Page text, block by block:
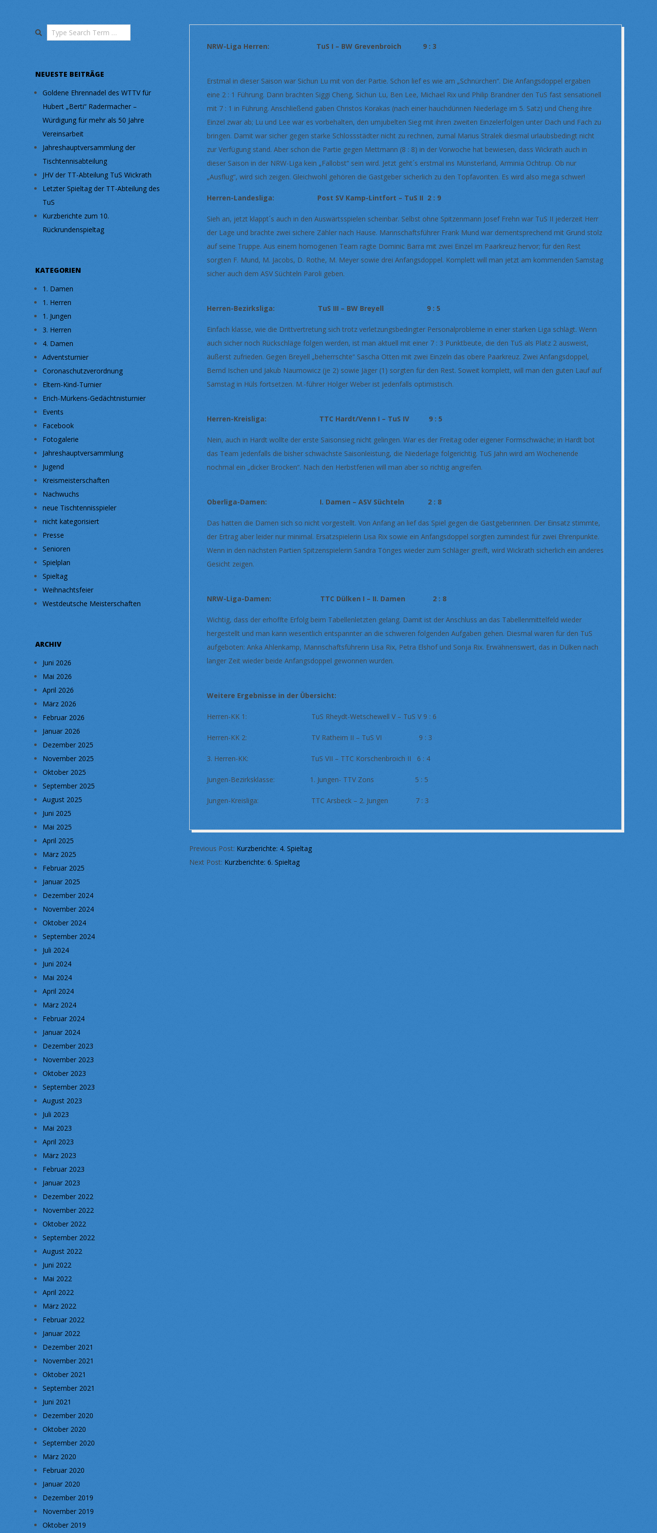
NRW-Liga Herren: TuS I – BW Grevenbroich 9 : 3
Erstmal in dieser Saison war Sichun Lu mit von der Partie. Schon lief es wie am „Schnürchen“. Die Anfangsdoppel ergaben
eine 2 : 1 Führung. Dann brachten Siggi Cheng, Sichun Lu, Ben Lee, Michael Rix und Philip Brandner den TuS fast sensationell
mit 7 : 1 in Führung. Anschließend gaben Christos Korakas (nach einer hauchdünnen Niederlage im 5. Satz) und Cheng ihre
Einzel zwar ab; Lu und Lee war es vorbehalten, den umjubelten Sieg mit ihren zweiten Einzelerfolgen unter Dach und Fach zu
bringen. Damit war sicher gegen starke Schlossstädter nicht zu rechnen, zumal Marius Stralek diesmal urlaubsbedingt nicht
zur Verfügung stand. Aber schon die Partie gegen Mettmann (8 : 8) in der Vorwoche hat bewiesen, dass Wickrath auch in
dieser Saison in der NRW-Liga kein „Fallobst“ sein wird. Jetzt geht´s erstmal ins Münsterland, Arminia Ochtrup. Ob nur
„Ausflug“, wird sich zeigen. Gleichwohl gehören die Gastgeber sicherlich zu den Topfavoriten. Es wird also mega schwer!
Herren-Landesliga: Post SV Kamp-Lintfort – TuS II 2 : 9
Sieh an, jetzt klappt´s auch in den Auswärtsspielen scheinbar. Selbst ohne Spitzenmann Josef Frehn war TuS II jederzeit Herr
der Lage und brachte zwei sichere Zähler nach Hause. Mannschaftsführer Frank Mund war dementsprechend mit Grund stolz
auf seine Truppe. Aus einem homogenen Team ragte Dominic Barra mit zwei Einzel im Paarkreuz hervor; für den Rest
sorgten F. Mund, M. Jacobs, D. Rothe, M. Meyer sowie drei Anfangsdoppel. Komplett will man jetzt am kommenden Samstag
sicher auch dem ASV Süchteln Paroli geben.
Herren-Bezirksliga: TuS III – BW Breyell 9 : 5
Einfach klasse, wie die Drittvertretung sich trotz verletzungsbedingter Personalprobleme in einer starken Liga schlägt. Wenn
auch sicher noch Rückschläge folgen werden, ist man aktuell mit einer 7 : 3 Punktbeute, die den TuS als Platz 2 ausweist,
äußerst zufrieden. Gegen Breyell „beherrschte“ Sascha Otten mit zwei Einzeln das obere Paarkreuz. Zwei Anfangsdoppel,
Bernd Ischen und Jakub Naumowicz (je 2) sowie Jäger (1) sorgten für den Rest. Soweit komplett, will man den guten Lauf auf
Samstag in Hüls fortsetzen. M.-führer Holger Weber ist jedenfalls optimistisch.
Herren-Kreisliga: TTC Hardt/Venn I – TuS IV 9 : 5
Nein, auch in Hardt wollte der erste Saisonsieg nicht gelingen. War es der Freitag oder eigener Formschwäche; in Hardt bot
das Team jedenfalls die bisher schwächste Saisonleistung, die Niederlage folgerichtig. TuS Jahn wird am Wochenende
nochmal ein „dicker Brocken“. Nach den Herbstferien will man aber so richtig angreifen.
Oberliga-Damen: I. Damen – ASV Süchteln 2 : 8
Das hatten die Damen sich so nicht vorgestellt. Von Anfang an lief das Spiel gegen die Gastgeberinnen. Der Einsatz stimmte,
der Ertrag aber leider nur minimal. Ersatzspielerin Lisa Rix sowie ein Anfangsdoppel sorgten zumindest für zwei Ehrenpunkte.
Wenn in den nächsten Partien Spitzenspielerin Sandra Tönges wieder zum Schläger greift, wird Wickrath sicherlich ein anderes
Gesicht zeigen.
NRW-Liga-Damen: TTC Dülken I – II. Damen 2 : 8
Wichtig, dass der erhoffte Erfolg beim Tabellenletzten gelang. Damit ist der Anschluss an das Tabellenmittelfeld wieder
hergestellt und man kann wesentlich entspannter an die schweren folgenden Aufgaben gehen. Diesmal waren für den TuS
aufgeboten: Anka Ahlenkamp, Mannschaftsführerin Lisa Rix, Petra Elshof und Sonja Rix. Erwähnenswert, das in Dülken nach
langer Zeit wieder beide Anfangsdoppel gewonnen wurden.
Weitere Ergebnisse in der Übersicht:
Herren-KK 1: TuS Rheydt-Wetschewell V – TuS V 9 : 6
Herren-KK 2: TV Ratheim II – TuS VI 9 : 3
3. Herren-KK: TuS VII – TTC Korschenbroich II 6 : 4
Jungen-Bezirksklasse: 1. Jungen- TTV Zons 5 : 5
Jungen-Kreisliga: TTC Arsbeck – 2. Jungen 7 : 3
10-
09
Previous Post: Kurzberichte: 4. Spieltag
Next Post: Kurzberichte: 6. Spieltag
Search
NEUESTE BEITRÄGE
Goldene Ehrennadel des WTTV für
Hubert „Berti“ Radermacher –
Würdigung für mehr als 50 Jahre
Vereinsarbeit
Jahreshauptversammlung der
Tischtennisabteilung
JHV der TT-Abteilung TuS Wickrath
Letzter Spieltag der TT-Abteilung des
TuS
Kurzberichte zum 10.
Rückrundenspieltag
KATEGORIEN
1. Damen
1. Herren
1. Jungen
3. Herren
4. Damen
Adventsturnier
Coronaschutzverordnung
Eltern-Kind-Turnier
Erich-Mürkens-Gedächtnisturnier
Events
Facebook
Fotogalerie
Jahreshauptversammlung
Jugend
Kreismeisterschaften
Nachwuchs
neue Tischtennisspieler
nicht kategorisiert
Presse
Senioren
Spielplan
Spieltag
Weihnachtsfeier
Westdeutsche Meisterschaften
ARCHIV
Juni 2026
Mai 2026
April 2026
März 2026
Februar 2026
Januar 2026
Dezember 2025
November 2025
Oktober 2025
September 2025
August 2025
Juni 2025
Mai 2025
April 2025
März 2025
Februar 2025
Januar 2025
Dezember 2024
November 2024
Oktober 2024
September 2024
Juli 2024
Juni 2024
Mai 2024
April 2024
März 2024
Februar 2024
Januar 2024
Dezember 2023
November 2023
Oktober 2023
September 2023
August 2023
Juli 2023
Mai 2023
April 2023
März 2023
Februar 2023
Januar 2023
Dezember 2022
November 2022
Oktober 2022
September 2022
August 2022
Juni 2022
Mai 2022
April 2022
März 2022
Februar 2022
Januar 2022
Dezember 2021
November 2021
Oktober 2021
September 2021
Juni 2021
Dezember 2020
Oktober 2020
September 2020
März 2020
Februar 2020
Januar 2020
Dezember 2019
November 2019
Oktober 2019